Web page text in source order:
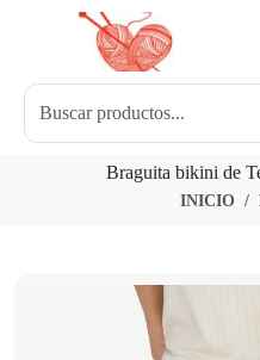
Braguita bikini de
INICIO